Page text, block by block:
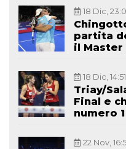
18 Dic,
partita
il Master
18 Dic, 14:51
Triay/
Final e
numero
22 Nov,